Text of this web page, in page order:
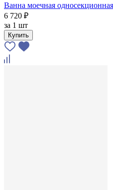
Ванна моечная
6 720 ₽
за 1 шт
Купить